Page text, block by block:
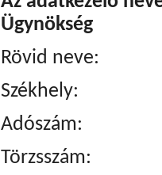
Ügynökség
Rövid
Székhely:
Adószám:
Törzsszám: